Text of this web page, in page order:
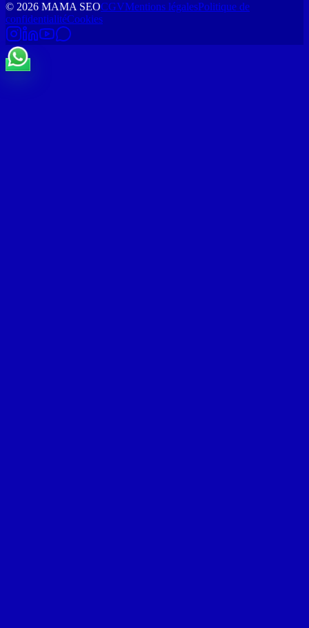
© 2026 MAMA SEOCGVMentions légalesPolitique de
confidentialitéCookies